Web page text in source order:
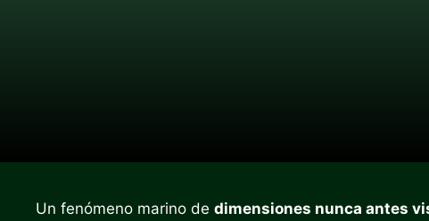
Un fenómeno marino de dimensiones nunca antes